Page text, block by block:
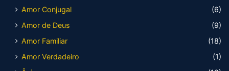
Amor Conjugal
(6)
Amor de Deus
(9)
Amor Familiar
(18)
Amor Verdadeiro
(1)